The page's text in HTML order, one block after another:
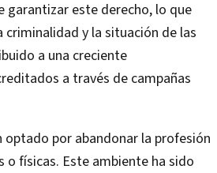
garantizar este derecho, lo que
y la situación de las
a una creciente
a través de campañas
por abandonar la profesión
o físicas. Este ambiente ha sido